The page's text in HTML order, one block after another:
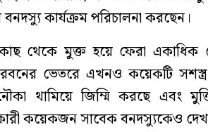
কার্যক্রম পরিচালনা করছেন।
থেকে মুক্ত হয়ে ফেরা একাধিক
ভেতরে এখনও কয়েকটি
থামিয়ে জিম্মি করছে এবং
কয়েকজন সাবেক বনদস্যুকেও দেখা